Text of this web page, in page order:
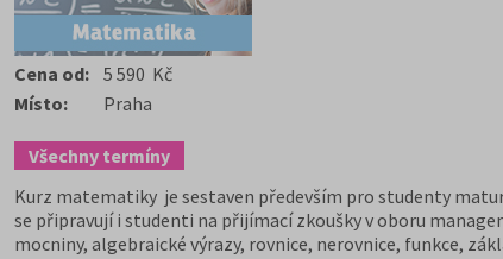
Cena od: 5 590 Kč
Místo:
Praha
Všechny termíny
Kurz matematiky je sestaven především pro studenty
se připravují i studenti na přijímací zkoušky v oboru
mocniny, algebraické výrazy, rovnice, nerovnice, funkce,